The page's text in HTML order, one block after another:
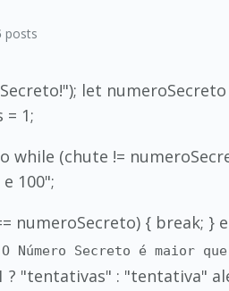
posts
let
1;
(chute !=
100";
numeroSecreto) { break; }
O Número Secreto é maior
? "tentativas" : "tentativa"